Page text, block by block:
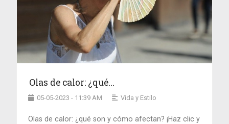
Olas de calor: ¿qué...
05-05-2023 - 11:39 AM Vida y Estilo
Olas de calor: ¿qué son y cómo afectan? ¡Haz clic y